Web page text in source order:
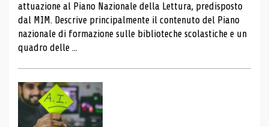
attuazione al Piano Nazionale della Lettura, predisposto
dal MIM. Descrive principalmente il contenuto del Piano
nazionale di formazione sulle biblioteche scolastiche e un
quadro delle ...